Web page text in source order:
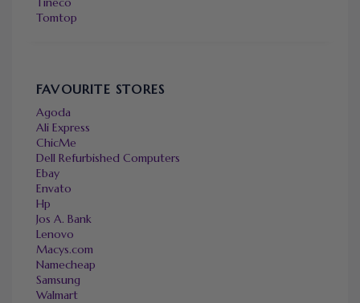
Tomtop
FAVOURITE STORES
Agoda
Ali Express
ChicMe
Dell Refurbished Computers
Ebay
Envato
Hp
Jos A. Bank
Lenovo
Macys.com
Namecheap
Samsung
Walmart